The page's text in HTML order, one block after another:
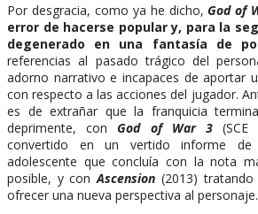
Por desgracia, como ya he dicho,God of
error de hacerse popular y, para la
degenerado en una fantasía de
referencias al pasado trágico del
adorno narrativo e incapaces de aportar
con respecto a las acciones del jugador.
es de extrañar que la franquicia
deprimente, conGod of War 3
convertido en un vertido informe de
adolescente que concluía con la nota
posible, y conAscension (2013) tratando
ofrecer una nueva perspectiva al personaje.